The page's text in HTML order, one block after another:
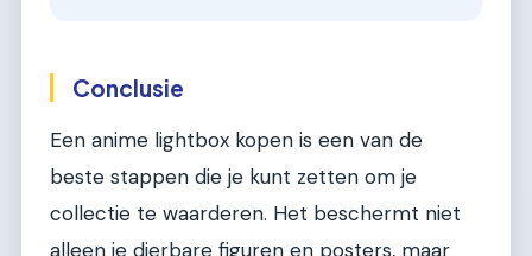
Conclusie
Een anime lightbox kopen is een van de
beste stappen die je kunt zetten om je
collectie te waarderen. Het beschermt niet
alleen je dierbare figuren en posters, maar